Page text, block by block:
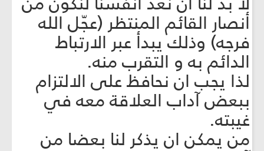
أنصار القائم المنتظر (عجّل الله
فرجه) وذلك يبدأ عبر الارتباط
الدائم به و التقرب منه.
لذا يجب ان نحافظ على الالتزام
ببعض آداب العلاقة معه في
غيبته.
من يمكن ان يذكر لنا بعضا من